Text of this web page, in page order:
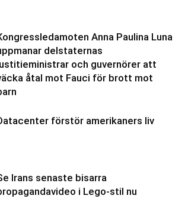
Anna Paulina Luna
delstaternas
och guvernörer att
åtal mot Fauci för brott mot
förstör amerikaners liv
Irans senaste bisarra
i Lego-stil nu